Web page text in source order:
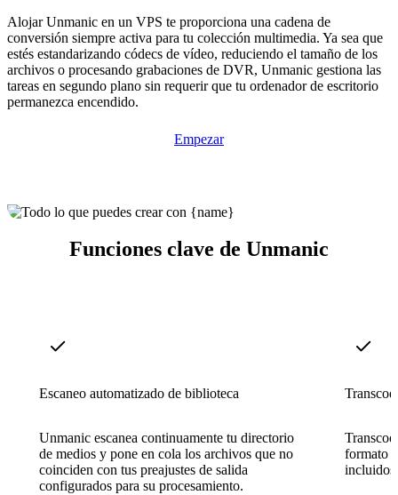
Alojar Unmanic en un VPS te proporciona una cadena de
conversión siempre activa para tu colección multimedia. Ya sea que
estés estandarizando códecs de vídeo, reduciendo el tamaño de los
archivos o procesando grabaciones de DVR, Unmanic gestiona las
tareas en segundo plano sin requerir que tu ordenador de escritorio
permanezca encendido.
Empezar
Funciones clave de Unmanic
Escaneo automatizado de biblioteca
Unmanic escanea continuamente tu directorio
de medios y pone en cola los archivos que no
coinciden con tus preajustes de salida
configurados para su procesamiento.
formato